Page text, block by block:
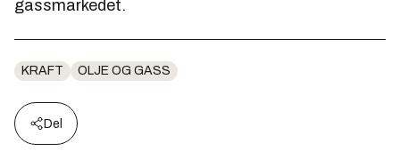
gassmarkedet.
KRAFT OLJE OG GASS
Del